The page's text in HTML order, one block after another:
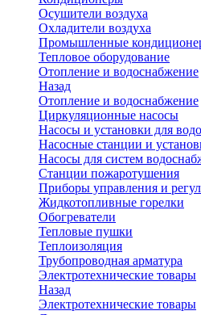
Осушители воздуха
Охладители воздуха
Промышленные
Тепловое оборудование
Отопление и водоснабжение
Назад
Отопление и водоснабжение
Циркуляционные насосы
Насосы и установки для
Насосные станции и
Насосы для систем
Станции пожаротушения
Приборы управления и
Жидкотопливные горелки
Обогреватели
Тепловые пушки
Теплоизоляция
Трубопроводная арматура
Электротехнические товары
Назад
Электротехнические товары